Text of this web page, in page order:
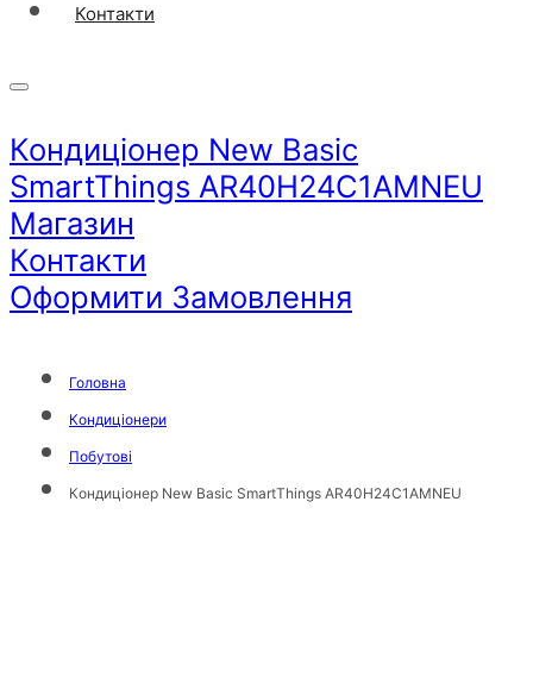
Контакти
Кондиціонер New Basic
SmartThings AR40H24C1AMNEU
Магазин
Контакти
Оформити Замовлення
Головна
Кондиціонери
Побутові
Кондиціонер New Basic SmartThings AR40H24C1AMNEU